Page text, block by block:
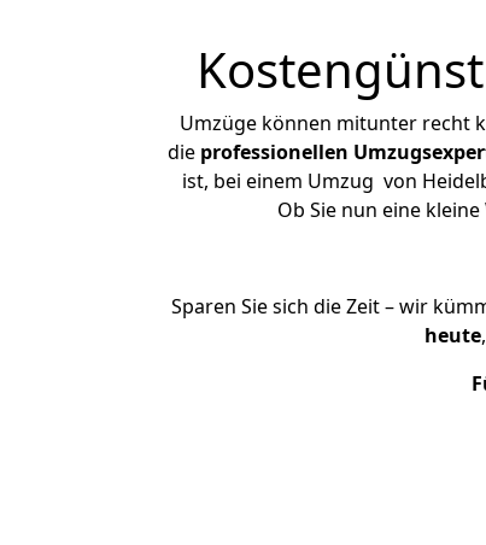
Umzüge können mitunter recht
die professionellen
ist, bei einem Umzug von
Ob Sie nun eine
Sparen Sie sich die Zeit – wir
heute